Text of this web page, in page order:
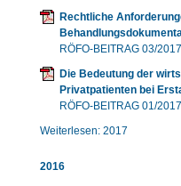
Rechtliche
RÖFO-BEITRAG 03/2017
Die Bedeutung der
Privatpatienten bei
RÖFO-BEITRAG 01/2017
Weiterlesen: 2017
2016